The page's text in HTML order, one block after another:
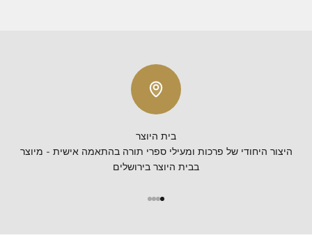
בית היוצר
היצור היחודי של פרכות ומעילי ספרי תורה בהתאמה אישית - מיוצר
בבית היוצר בירושלים